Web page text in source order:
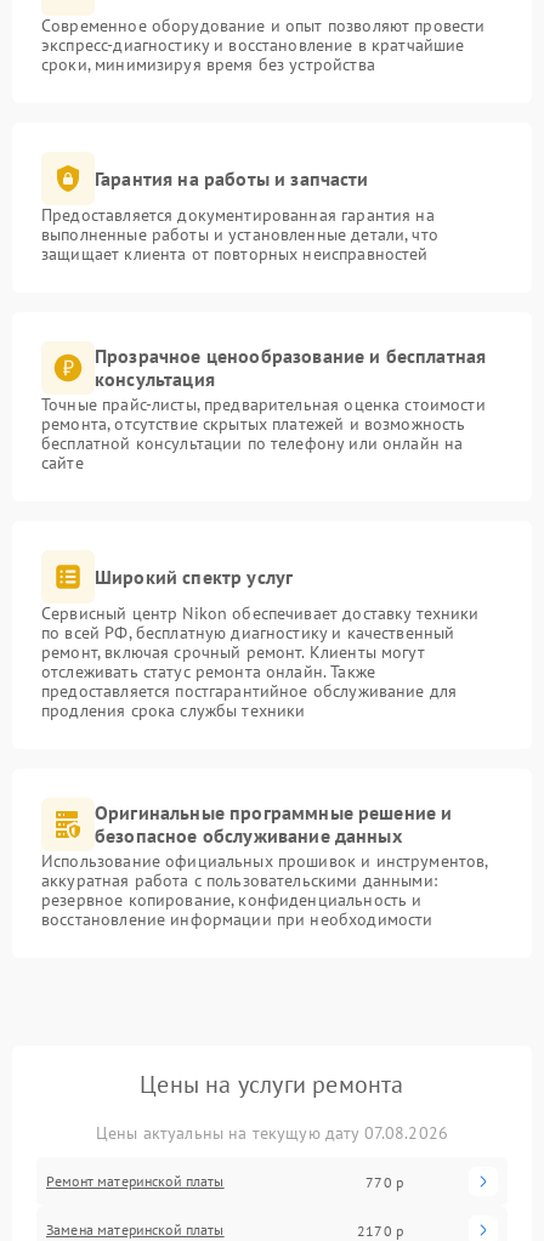
Современное оборудование и опыт позволяют провести
экспресс-диагностику и восстановление в кратчайшие
сроки, минимизируя время без устройства
Гарантия на работы и запчасти
Предоставляется документированная гарантия на
выполненные работы и установленные детали, что
защищает клиента от повторных неисправностей
Прозрачное ценообразование и бесплатная
консультация
Точные прайс-листы, предварительная оценка стоимости
ремонта, отсутствие скрытых платежей и возможность
бесплатной консультации по телефону или онлайн на
сайте
Широкий спектр услуг
Сервисный центр Nikon обеспечивает доставку техники
по всей РФ, бесплатную диагностику и качественный
ремонт, включая срочный ремонт. Клиенты могут
отслеживать статус ремонта онлайн. Также
предоставляется постгарантийное обслуживание для
продления срока службы техники
Оригинальные программные решение и
безопасное обслуживание данных
Использование официальных прошивок и инструментов,
аккуратная работа с пользовательскими данными:
резервное копирование, конфиденциальность и
восстановление информации при необходимости
Цены на услуги ремонта
Цены актуальны на текущую дату 07.08.2026
Ремонт материнской платы 770 р
Замена материнской платы 2170 р